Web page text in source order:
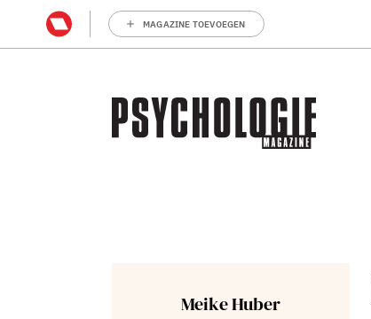
MAGAZINE TOEVOEGEN
Meike Huber